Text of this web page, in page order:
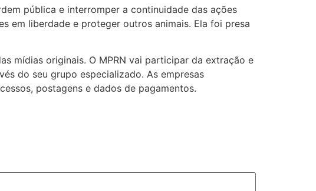
pública e interromper a continuidade das ações
em liberdade e proteger outros animais. Ela foi presa
mídias originais. O MPRN vai participar da extração e
do seu grupo especializado. As empresas
postagens e dados de pagamentos.